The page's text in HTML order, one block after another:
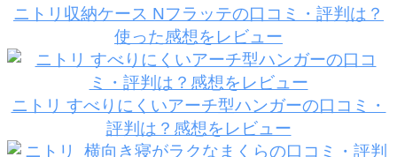
ニトリ収納ケース Nフラッテの口コミ・評判は？
使った感想をレビュー
ニトリ すべりにくいアーチ型ハンガーの口コミ・
評判は？感想をレビュー